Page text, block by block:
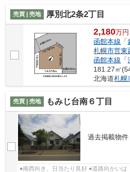
売買 | 売地 厚別北2条2丁目
2,180万円
函館本線 「
札幌市営東
函館本線 「
181.27㎡
北海道札幌
売買 | 売地 もみじ台南６丁目
過去掲載物件
●南西向き、日当たり良好 ●道路向かいは